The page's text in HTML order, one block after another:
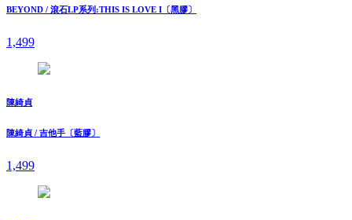
BEYOND / 滾石LP系列:THIS IS LOVE I〔黑膠〕
1,499
陳綺貞
陳綺貞 / 吉他手〔藍膠〕
1,499